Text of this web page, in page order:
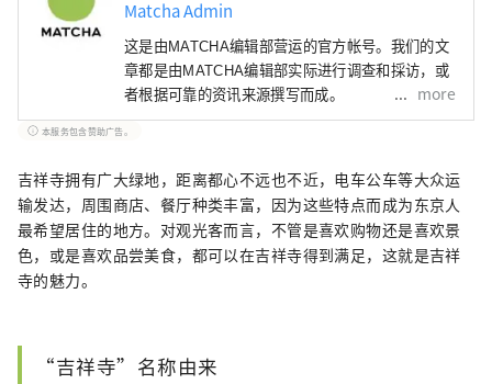
Matcha Admin
这是由MATCHA编辑部营运的官方帐号。我们的文
章都是由MATCHA编辑部实际进行调查和採访，或
者根据可靠的资讯来源撰写而成。
more
本服务包含赞助广告。
吉祥寺拥有广大绿地，距离都心不远也不近，电车公车等大众运
输发达，周围商店、餐厅种类丰富，因为这些特点而成为东京人
最希望居住的地方。对观光客而言，不管是喜欢购物还是喜欢景
色，或是喜欢品尝美食，都可以在吉祥寺得到满足，这就是吉祥
寺的魅力。
“吉祥寺”名称由来